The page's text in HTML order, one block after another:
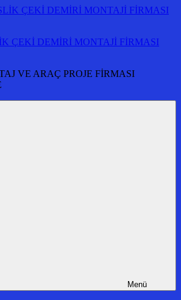
ÇEKİ DEMİRİ MONTAJİ FİRMASI
VE ARAÇ PROJE FİRMASI
Menü